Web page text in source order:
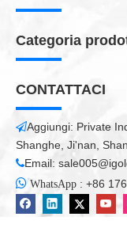
Categoria
CONTATTACI
Aggiungi: Private
Shanghe, Ji'nan,
Email:
 WhatsApp : +86